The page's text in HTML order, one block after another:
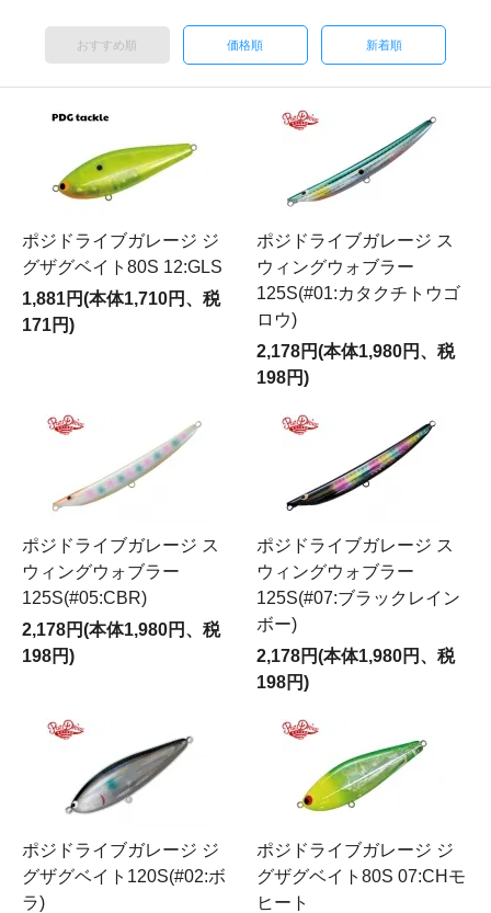
おすすめ順 価格順 新着順
ポジドライブガレージ ジ
グザグベイト80S 12:GLS
1,881円(本体1,710円、税
171円)
ポジドライブガレージ ス
ウィングウォブラー
125S(#01:カタクチトウゴ
ロウ)
2,178円(本体1,980円、税
198円)
ポジドライブガレージ ス
ウィングウォブラー
125S(#05:CBR)
2,178円(本体1,980円、税
198円)
ポジドライブガレージ ス
ウィングウォブラー
125S(#07:ブラックレイン
ボー)
2,178円(本体1,980円、税
198円)
ポジドライブガレージ ジ
グザグベイト120S(#02:ボ
ラ)
ポジドライブガレージ ジ
グザグベイト80S 07:CHモ
ヒート